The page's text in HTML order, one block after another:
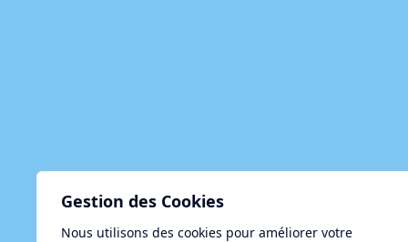
Gestion des Cookies
Nous utilisons des cookies pour améliorer votre